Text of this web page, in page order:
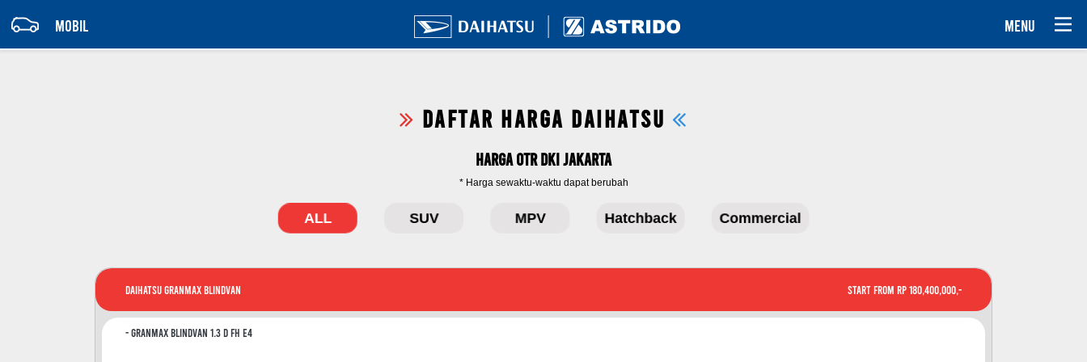
MOBIL MENU
DAFTAR HARGA DAIHATSU
Harga OTR DKI Jakarta
* Harga sewaktu-waktu dapat berubah
ALL SUV MPV Hatchback Commercial
Daihatsu GranMax Blindvan Start From Rp 180,400,000,-
GranMax Blindvan 1.3 D FH E4